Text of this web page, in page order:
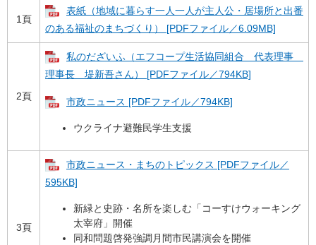
1頁
表紙（地域に暮らす一人一人が主人公・居場所と出番
のある福祉のまちづくり） [PDFファイル／6.09MB]
2頁
私のだざいふ（エフコープ生活協同組合 代表理事
理事長 堤新吾さん） [PDFファイル／794KB]
市政ニュース [PDFファイル／794KB]
ウクライナ避難民学生支援
3頁
市政ニュース・まちのトピックス [PDFファイル／
595KB]
新緑と史跡・名所を楽しむ「コーすけウォーキング
太宰府」開催
同和問題啓発強調月間市民講演会を開催